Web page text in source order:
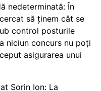
nedeterminată: În
să ținem cât se
control posturile
niciun concurs nu poți
asigurarea unui
Sorin Ion: La